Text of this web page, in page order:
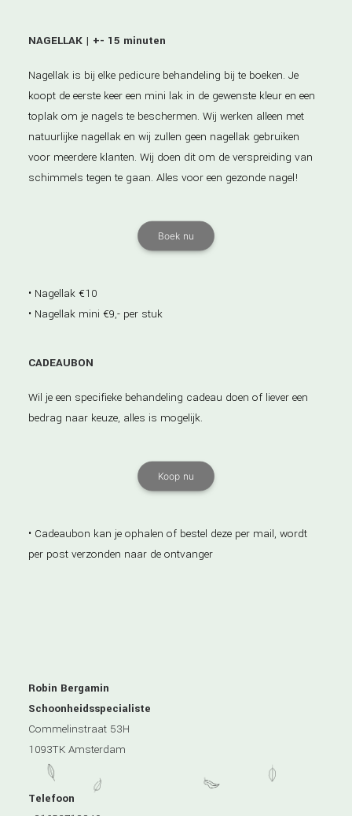
NAGELLAK | +- 15 minuten
Nagellak is bij elke pedicure behandeling bij te boeken. Je
koopt de eerste keer een mini lak in de gewenste kleur en een
toplak om je nagels te beschermen. Wij werken alleen met
natuurlijke nagellak en wij zullen geen nagellak gebruiken
voor meerdere klanten. Wij doen dit om de verspreiding van
schimmels tegen te gaan. Alles voor een gezonde nagel!
Boek nu
• Nagellak €10
• Nagellak mini €9,- per stuk
CADEAUBON
Wil je een specifieke behandeling cadeau doen of liever een
bedrag naar keuze, alles is mogelijk.
Koop nu
• Cadeaubon kan je ophalen of bestel deze per mail, wordt
per post verzonden naar de ontvanger
Robin Bergamin
Schoonheidsspecialiste
Commelinstraat 53H
1093TK Amsterdam
Telefoon